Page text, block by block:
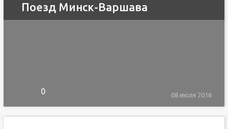
Поезд Минск-Варшава
0 08 июля 2016